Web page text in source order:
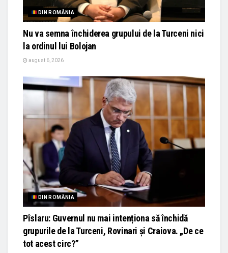
DIN ROMÂNIA
Nu va semna închiderea grupului de la Turceni nici
la ordinul lui Bolojan
august 6, 2026
DIN ROMÂNIA
Pîslaru: Guvernul nu mai intenționa să închidă
grupurile de la Turceni, Rovinari și Craiova. „De ce
tot acest circ?”